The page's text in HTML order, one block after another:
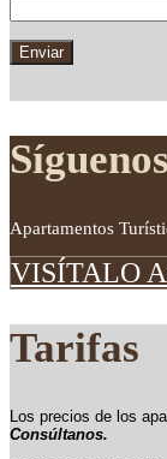
Apartamentos
VISÍTALO
Tarifas
Los precios de los
Consúltanos.